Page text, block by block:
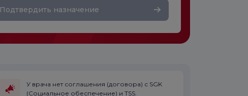
Подтвердить назначение
У врача нет соглашения (договора) с SGK
(Социальное обеспечение) и TSS.